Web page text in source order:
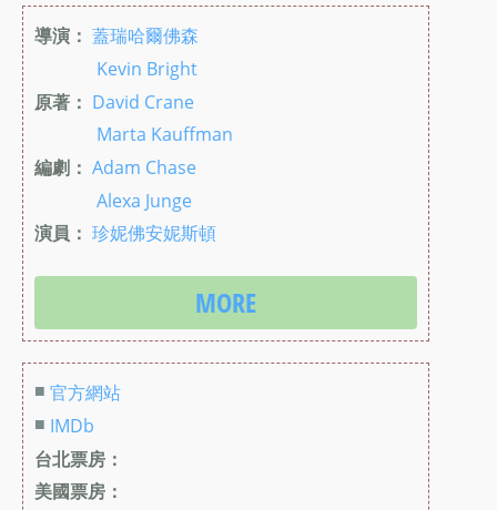
導演： 蓋瑞哈爾佛森
Kevin Bright
原著： David Crane
Marta Kauffman
編劇： Adam Chase
Alexa Junge
演員： 珍妮佛安妮斯頓
MORE
■ 官方網站
■ IMDb
台北票房：
美國票房：